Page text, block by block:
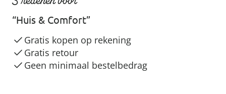
“Huis & Comfort”
Gratis kopen op rekening
Gratis retour
Geen minimaal bestelbedrag